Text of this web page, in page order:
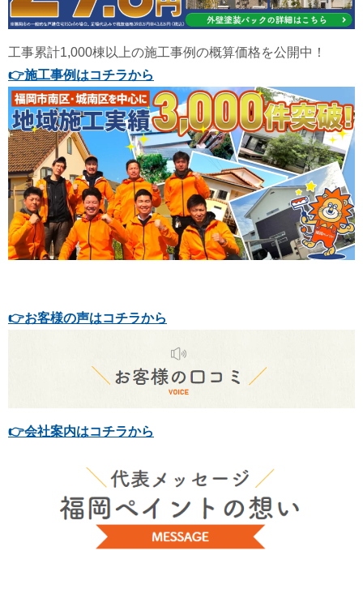
工事累計1,000棟以上の施工事例の概算価格を公開中！
👉施工事例はコチラから
👉お客様の声はコチラから
👉会社案内はコチラから